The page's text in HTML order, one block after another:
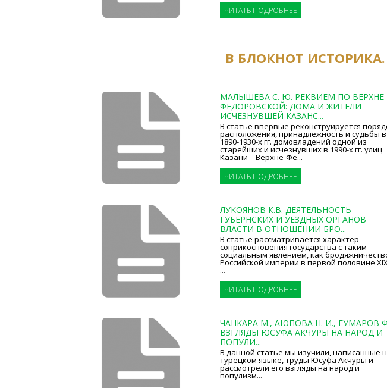
ЧИТАТЬ ПОДРОБНЕЕ
В БЛОКНОТ
МАЛЫШЕВА С. Ю. РЕКВИЕМ ПО ВЕРХНЕ-
ФЕДОРОВСКОЙ: ДОМА И ЖИТЕЛИ
ИСЧЕЗНУВШЕЙ КАЗАНС...
В статье впервые реконструируется
расположения, принадлежность и судьбы в
1890-1930-х гг. домовладений одной из
старейших и исчезнувших в 1990-х гг. улиц
Казани – Верхне-Фе...
ЧИТАТЬ ПОДРОБНЕЕ
ЛУКОЯНОВ К.В. ДЕЯТЕЛЬНОСТЬ
ГУБЕРНСКИХ И УЕЗДНЫХ ОРГАНОВ
ВЛАСТИ В ОТНОШЕНИИ БРО...
В статье рассматривается характер
соприкосновения государства с таким
социальным явлением, как
Российской империи в первой половине
...
ЧИТАТЬ ПОДРОБНЕЕ
ЧАНКАРА М., АЮПОВА Н. И., ГУМАРОВ
ВЗГЛЯДЫ ЮСУФА АКЧУРЫ НА НАРОД И
ПОПУЛИ...
В данной статье мы изучили, написанные
турецком языке, труды Юсуфа Акчуры и
рассмотрели его взгляды на народ и
популизм...